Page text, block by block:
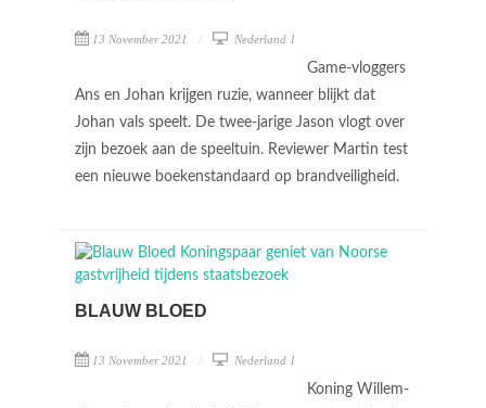
13 November 2021 Nederland 1
Game-vloggers
Ans en Johan krijgen ruzie, wanneer blijkt dat
Johan vals speelt. De twee-jarige Jason vlogt over
zijn bezoek aan de speeltuin. Reviewer Martin test
een nieuwe boekenstandaard op brandveiligheid.
BLAUW BLOED
13 November 2021 Nederland 1
Koning Willem-